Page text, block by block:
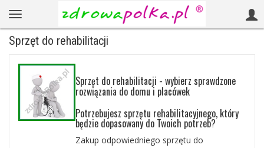
Sprzęt do rehabilitacji
Sprzęt do rehabilitacji - wybierz sprawdzone
rozwiązania do domu i placówek
Potrzebujesz sprzętu rehabilitacyjnego, który
będzie dopasowany do Twoich potrzeb?
Zakup odpowiedniego sprzętu do